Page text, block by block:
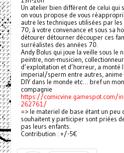
Un atelier bien différent de celui qui
on vous propose de vous
autre les techniques utilisées par
70, à votre convenance et sous sa
détourer détourner découper ces
surréalistes des années 70.
Andy Bolus qui joue la veille sous le
peintre, non-musicien,
d’exploitation et d’horreur, a
imperial/sperm entre autres, anime
DIY dans le monde etc… bref un
compagnie
https://comicvine.gamespot.com/
262761/
=> le materiel de base étant un peu
souhaitent y participer sont priées
pas leurs enfants.
Contribution : +/-5€